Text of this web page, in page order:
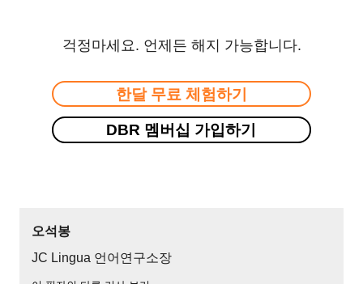
걱정마세요. 언제든 해지 가능합니다.
한달 무료 체험하기
DBR 멤버십 가입하기
오석봉
JC Lingua 언어연구소장